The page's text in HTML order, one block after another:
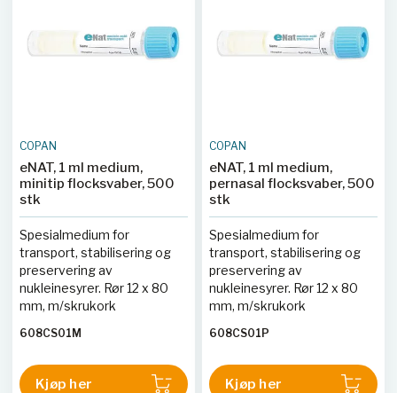
COPAN
eNAT, 1 ml medium,
minitip flocksvaber, 500
stk
Spesialmedium for
transport, stabilisering og
preservering av
nukleinesyrer. Rør 12 x 80
mm, m/skrukork
608CS01M
Kjøp her
COPAN
eNAT, 1 ml medium,
pernasal flocksvaber, 500
stk
Spesialmedium for
transport, stabilisering og
preservering av
nukleinesyrer. Rør 12 x 80
mm, m/skrukork
608CS01P
Kjøp her